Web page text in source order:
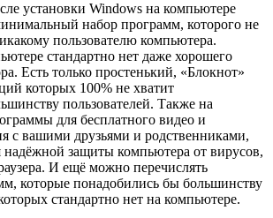
установки Windows на компьютере
набор программ, которого не
пользователю компьютера.
стандартно нет даже хорошего
Есть только простенький, «Блокнот»
которых 100% не хватит
пользователей. Также на
для бесплатного видео и
с вашими друзьями и родственниками,
защиты компьютера от вирусов,
И ещё можно перечислять
которые понадобились бы большинству
стандартно нет на компьютере.